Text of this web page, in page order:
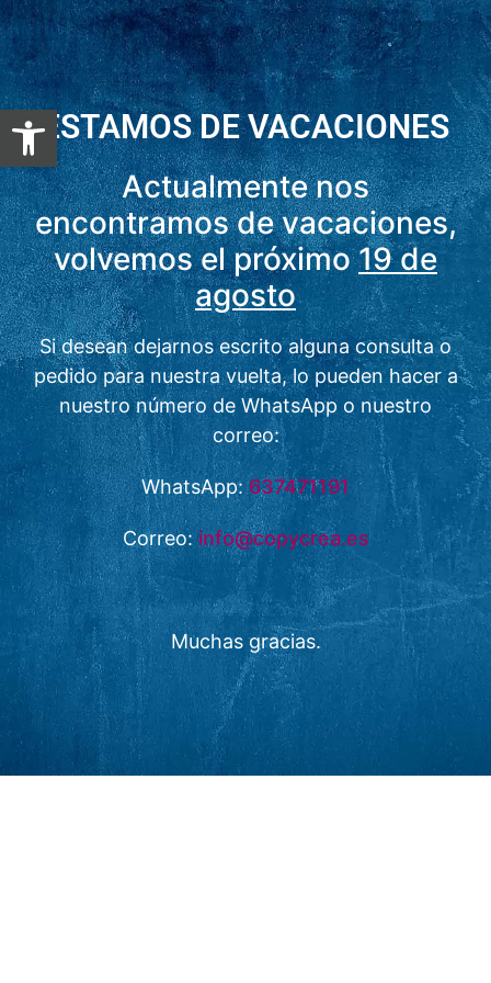
Abrir barra de herramientas
ESTAMOS DE VACACIONES
Actualmente nos
encontramos de vacaciones,
volvemos el próximo19 de
agosto
Si desean dejarnos escrito alguna consulta o
pedido para nuestra vuelta, lo pueden hacer a
nuestro número de WhatsApp o nuestro
correo:
WhatsApp:637471191
Correo: info@copycrea.es
Muchas gracias.